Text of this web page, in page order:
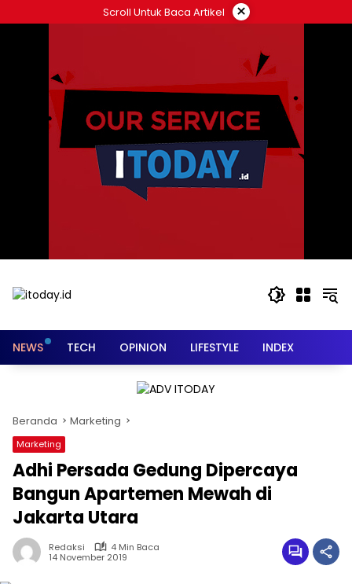
ke
Scroll Untuk Baca Artikel ×
NEWS TECH OPINION LIFESTYLE INDEX
Beranda Marketing
Marketing
Adhi Persada Gedung Dipercaya
Bangun Apartemen Mewah di
Jakarta Utara
Redaksi
4 Min Baca
14 November 2019